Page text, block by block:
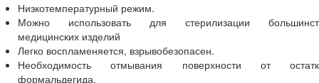
Низкотемпературный режим.
Можно использовать для стерилизации
медицинских изделий
Легко воспламеняется, взрывобезопасен.
Необходимость отмывания поверхности от
формальдегида.